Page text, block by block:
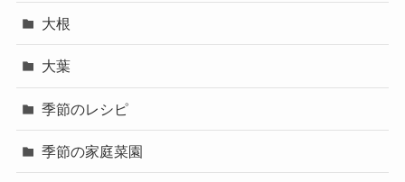
大根
大葉
季節のレシピ
季節の家庭菜園